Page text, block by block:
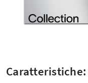
Caratteristiche: